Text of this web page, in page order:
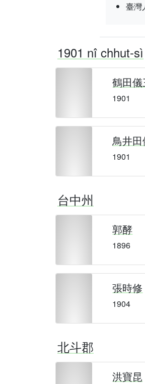
臺灣
1901 nî chhut-sì
鶴田儀
1901
鳥井
1901
台中州
郭酵
1896
張時修
1904
北斗郡
洪寶昆